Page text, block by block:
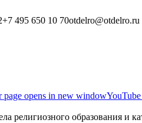
+7 495 650 10 70otdelro@otdelro.ru
page opens in new window
религиозного образования и